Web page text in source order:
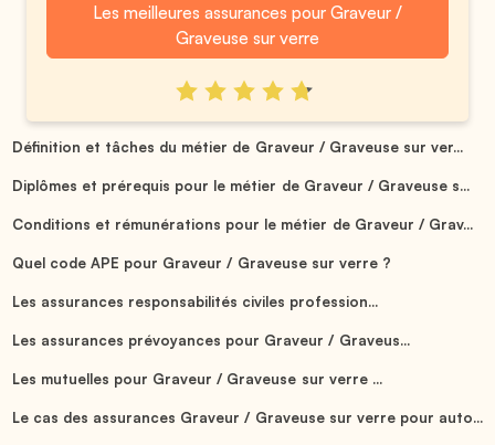
Les meilleures assurances pour Graveur /
Graveuse sur verre
Définition et tâches du métier de Graveur / Graveuse sur ver...
Diplômes et prérequis pour le métier de Graveur / Graveuse s...
Conditions et rémunérations pour le métier de Graveur / Grav...
Quel code APE pour Graveur / Graveuse sur verre ?
Les assurances responsabilités civiles profession...
Les assurances prévoyances pour Graveur / Graveus...
Les mutuelles pour Graveur / Graveuse sur verre ...
Le cas des assurances Graveur / Graveuse sur verre pour auto...